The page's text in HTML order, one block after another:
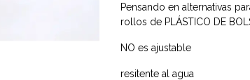
Pensando en alternativas
rollos de PLÁSTICO DE
NO es ajustable
resitente al agua